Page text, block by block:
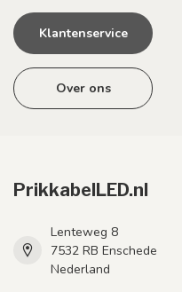
Klantenservice
Over ons
PrikkabelLED.nl
Lenteweg 8
7532 RB Enschede
Nederland